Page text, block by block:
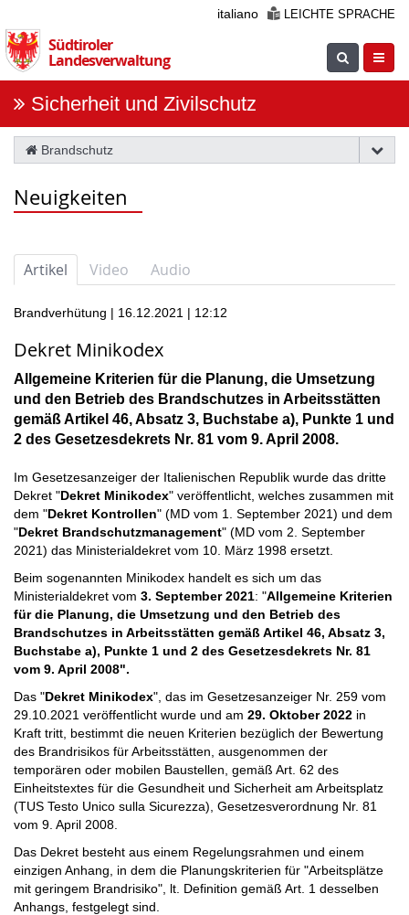
Sie
die
Navigation
italiano LEICHTE SPRACHE
Südtiroler
Landesverwaltung
Suche
Sicherheit und Zivilschutz
Brandschutz
Neuigkeiten
Artikel Video Audio
Brandverhütung | 16.12.2021 | 12:12
Dekret Minikodex
Allgemeine Kriterien für die Planung, die Umsetzung
und den Betrieb des Brandschutzes in Arbeitsstätten
gemäß Artikel 46, Absatz 3, Buchstabe a), Punkte 1 und
2 des Gesetzesdekrets Nr. 81 vom 9. April 2008.
Im Gesetzesanzeiger der Italienischen Republik wurde das dritte
Dekret "Dekret Minikodex" veröffentlicht, welches zusammen mit
dem "Dekret Kontrollen" (MD vom 1. September 2021) und dem
"Dekret Brandschutzmanagement" (MD vom 2. September
2021) das Ministerialdekret vom 10. März 1998 ersetzt.
Beim sogenannten Minikodex handelt es sich um das
Ministerialdekret vom 3. September 2021: "Allgemeine Kriterien
für die Planung, die Umsetzung und den Betrieb des
Brandschutzes in Arbeitsstätten gemäß Artikel 46, Absatz 3,
Buchstabe a), Punkte 1 und 2 des Gesetzesdekrets Nr. 81
vom 9. April 2008".
Das "Dekret Minikodex", das im Gesetzesanzeiger Nr. 259 vom
29.10.2021 veröffentlicht wurde und am 29. Oktober 2022 in
Kraft tritt, bestimmt die neuen Kriterien bezüglich der Bewertung
des Brandrisikos für Arbeitsstätten, ausgenommen der
temporären oder mobilen Baustellen, gemäß Art. 62 des
Einheitstextes für die Gesundheit und Sicherheit am Arbeitsplatz
(TUS Testo Unico sulla Sicurezza), Gesetzesverordnung Nr. 81
vom 9. April 2008.
Das Dekret besteht aus einem Regelungsrahmen und einem
einzigen Anhang, in dem die Planungskriterien für "Arbeitsplätze
mit geringem Brandrisiko", lt. Definition gemäß Art. 1 desselben
Anhangs, festgelegt sind.